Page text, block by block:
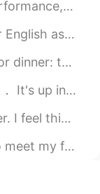
起来差
感，然后
以做下
06:33
along with any cri...
things like “I can’...
and mushrooms with ...
why.（我想不通为什么。...
of my face at the ...
cool area of London!...